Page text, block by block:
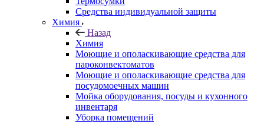
Средства индивидуальной защиты
Химия
Назад
Химия
Моющие и ополаскивающие средства для
пароконвектоматов
Моющие и ополаскивающие средства для
посудомоечных машин
Мойка оборудования, посуды и кухонного
инвентаря
Уборка помещений